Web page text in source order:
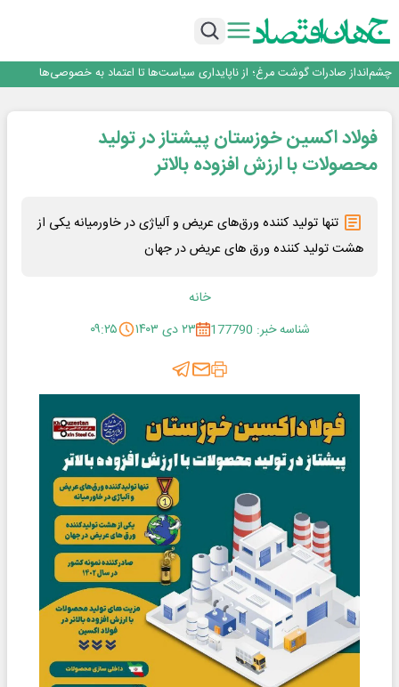
رییس‌کل بیمه مرکزی: برای حقوق مردم خط قرمز ندارم
چشم‌انداز صادرات گوشت مرغ؛ از ناپایداری سیاست‌ها تا اعتماد به خصوصی‌ها
قیمت ملک در دور باطل
رییس‌کل بیمه مرکزی: برای حقوق مردم خط قرمز ندارم
نرخ سود بانکی؛ تیغ دو لبه برای تولید و بازار سرمایه
فولاد اکسین خوزستان پیشتاز در تولید
محصولات با ارزش افزوده بالاتر
تنها تولید کننده ورق‌های عریض و آلیاژی در خاورمیانه یکی از
هشت تولید کننده ورق های عریض در جهان
خانه
شناسه خبر: 177790
۲۳ دی ۱۴۰۳ ۰۹:۲۵